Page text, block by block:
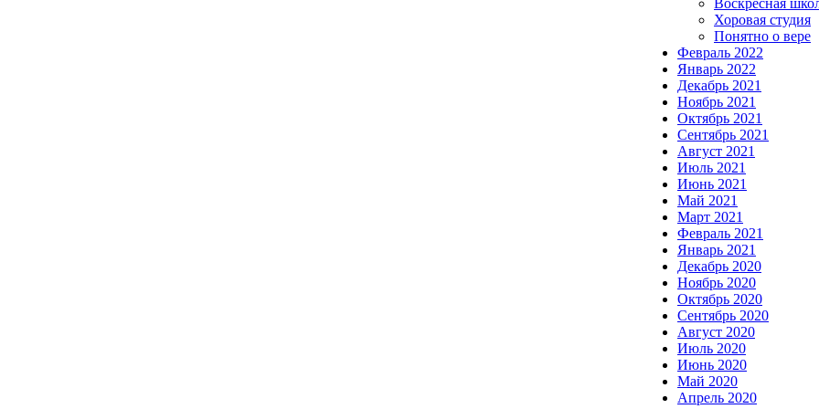
Хоровая студия
Понятно о вере
Февраль 2022
Январь 2022
Декабрь 2021
Ноябрь 2021
Октябрь 2021
Сентябрь 2021
Август 2021
Июль 2021
Июнь 2021
Май 2021
Март 2021
Февраль 2021
Январь 2021
Декабрь 2020
Ноябрь 2020
Октябрь 2020
Сентябрь 2020
Август 2020
Июль 2020
Июнь 2020
Май 2020
Апрель 2020